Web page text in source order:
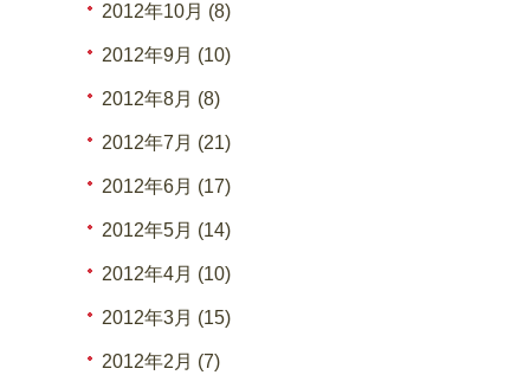
2012年10月 (8)
2012年9月 (10)
2012年8月 (8)
2012年7月 (21)
2012年6月 (17)
2012年5月 (14)
2012年4月 (10)
2012年3月 (15)
2012年2月 (7)